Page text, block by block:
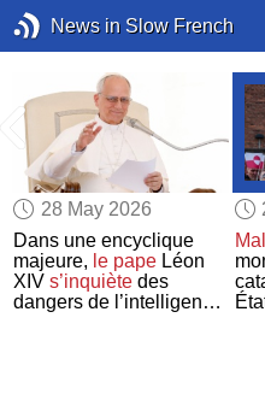
News in Slow French
28 May 2026
Dans une encyclique
majeure, le pape Léon
XIVs’inquiète des
dangers de l’intelligence